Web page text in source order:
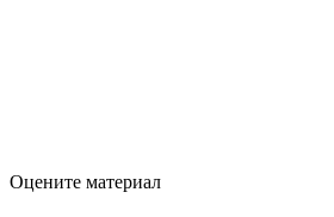
Оцените материал